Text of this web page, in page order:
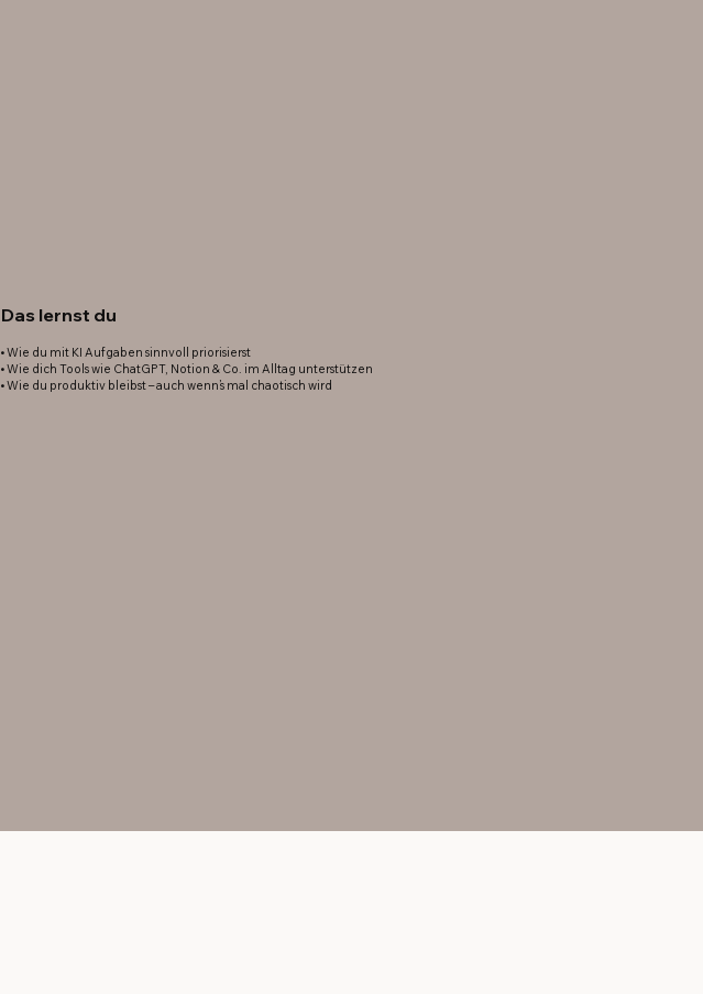
Das lernst du
• Wie du mit KI Aufgaben sinnvoll priorisierst
• Wie dich Tools wie ChatGPT, Notion & Co. im Alltag unterstützen
• Wie du produktiv bleibst – auch wenn’s mal chaotisch wird